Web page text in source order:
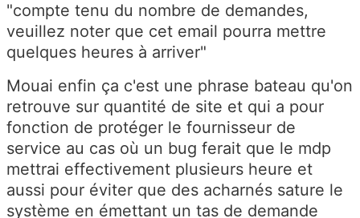
"compte tenu du nombre de demandes,
veuillez noter que cet email pourra mettre
quelques heures à arriver"
Mouai enfin ça c'est une phrase bateau qu'on
retrouve sur quantité de site et qui a pour
fonction de protéger le fournisseur de
service au cas où un bug ferait que le mdp
mettrai effectivement plusieurs heure et
aussi pour éviter que des acharnés sature le
système en émettant un tas de demande